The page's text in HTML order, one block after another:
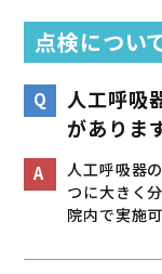
点検につい
人工呼吸
がありま
人工呼吸器
つに大きく
院内で実施